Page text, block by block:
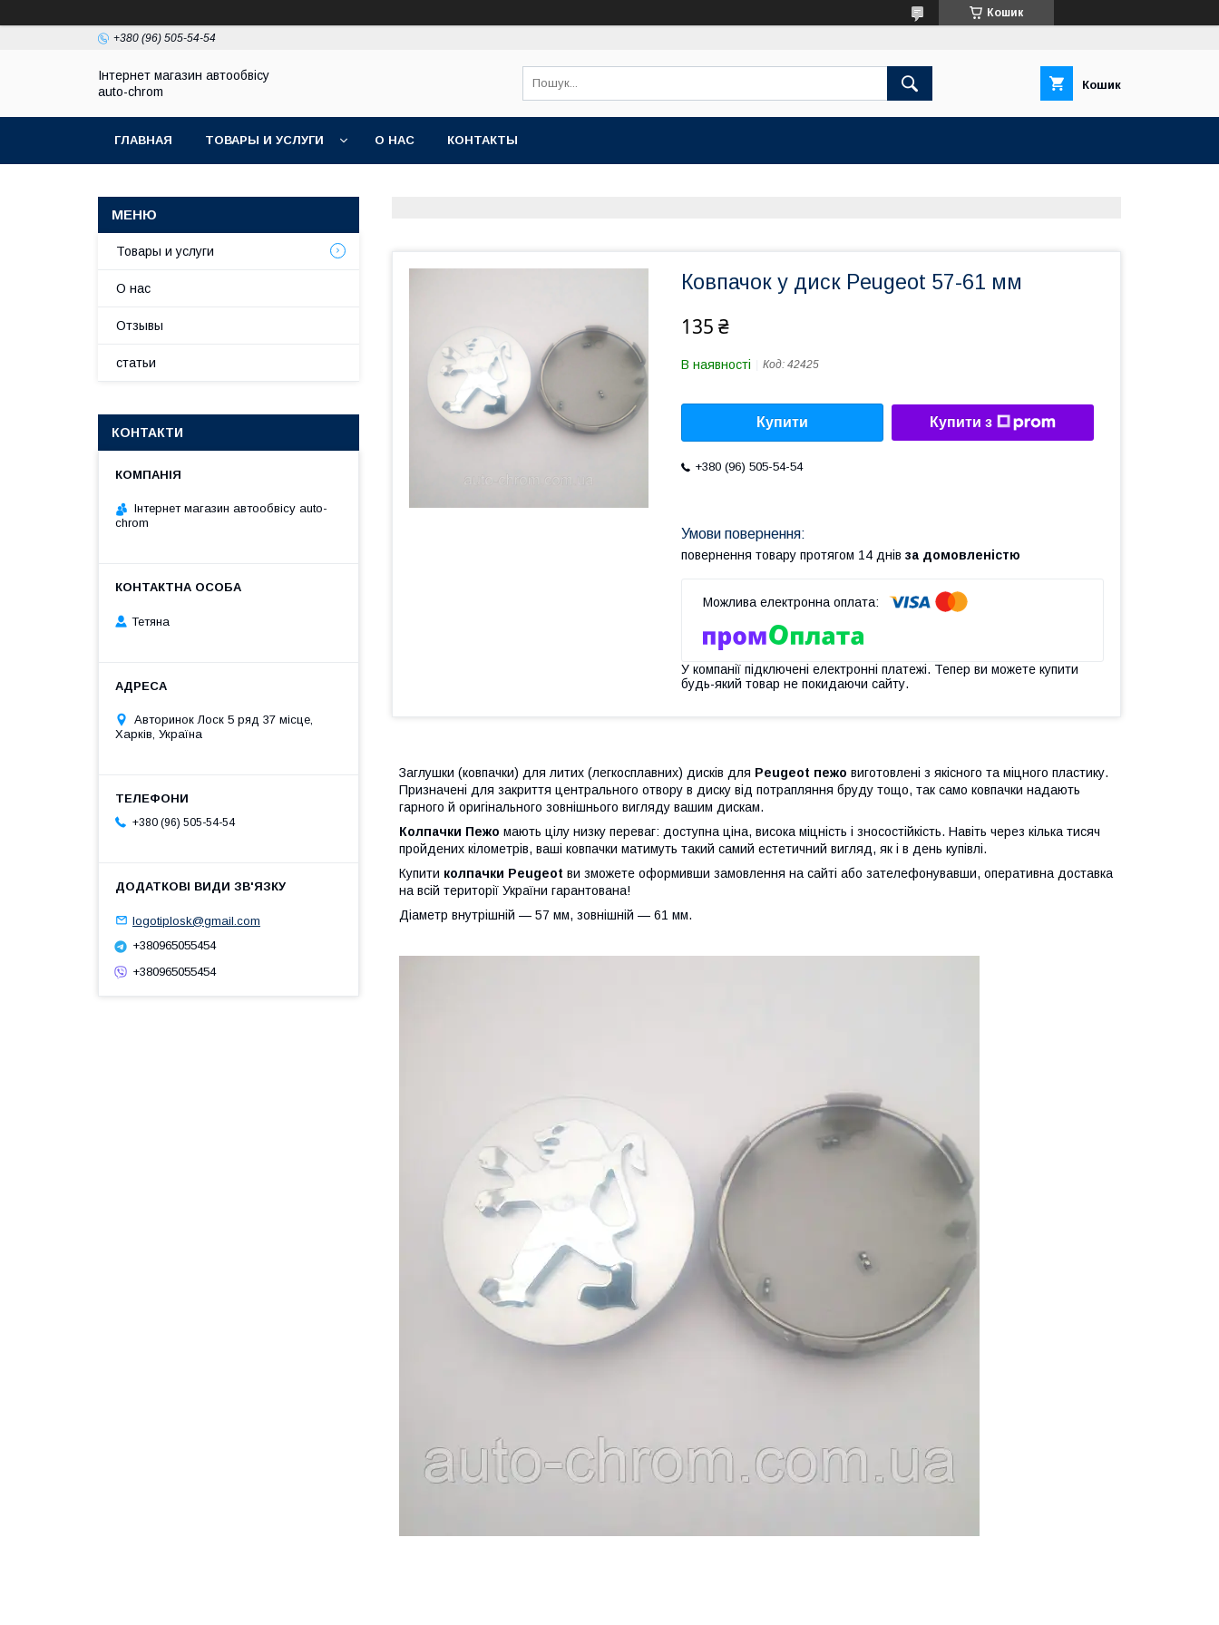
Кошик
+380 (96) 505-54-54
Інтернет магазин автообвісу
auto-chrom
Кошик
ГЛАВНАЯ ТОВАРЫ И УСЛУГИ О НАС КОНТАКТЫ
Ковпачок у диск Peugeot 57-61 мм
135 ₴
В наявності Код: 42425
Купити Купити з
+380 (96) 505-54-54
повернення товару протягом 14 днів за домовленістю
У компанії підключені електронні платежі. Тепер ви можете купити
будь-який товар не покидаючи сайту.
Заглушки (ковпачки) для литих (легкосплавних) дисків для Peugeot пежо виготовлені з якісного та міцного пластику.
Призначені для закриття центрального отвору в диску від потрапляння бруду тощо, так само ковпачки надають
гарного й оригінального зовнішнього вигляду вашим дискам.
Колпачки Пежо мають цілу низку переваг: доступна ціна, висока міцність і зносостійкість. Навіть через кілька тисяч
пройдених кілометрів, ваші ковпачки матимуть такий самий естетичний вигляд, як і в день купівлі.
Купити колпачки Peugeot ви зможете оформивши замовлення на сайті або зателефонувавши, оперативна доставка
на всій території України гарантована!
Діаметр внутрішній — 57 мм, зовнішній — 61 мм.
Товары и услуги
О нас
Отзывы
статьи
КОНТАКТИ
Інтернет магазин автообвісу auto-
chrom
Тетяна
Авторинок Лоск 5 ряд 37 місце,
Харків, Україна
+380 (96) 505-54-54
logotiplosk@gmail.com
+380965055454
+380965055454